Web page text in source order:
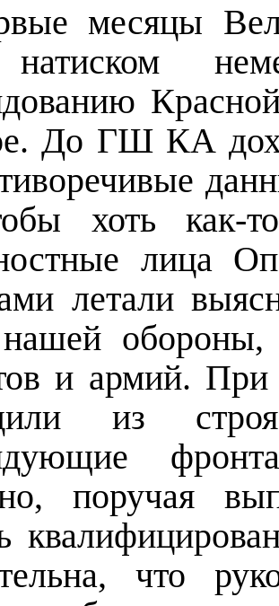
месяцы
До ГШ КА
хоть как-
лица
летали
обороны,
и армий. При
из
поручая
что